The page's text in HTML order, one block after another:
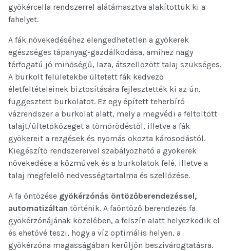
gyökércella rendszerrel alátámasztva alakítottuk ki a
fahelyet.
A fák növekedéséhez elengedhetetlen a gyökerek
egészséges tápanyag-gazdálkodása, amihez nagy
térfogatú jó minőségű, laza, átszellőzött talaj szükséges.
A burkolt felületekbe ültetett fák kedvező
életfeltételeinek biztosítására fejlesztették ki az ún.
függesztett burkolatot. Ez egy épített teherbíró
vázrendszer a burkolat alatt, mely a megvédi a feltöltött
talajt/ültetőközeget a tömörödéstől, illetve a fák
gyökereit a rezgések és nyomás okozta károsodástól.
Kiegészítő rendszereivel szabályozható a gyökerek
növekedése a közművek és a burkolatok felé, illetve a
talaj megfelelő nedvességtartalma és szellőzése.
A fa öntözése gyökérzónás öntözőberendezéssel,
automatizáltan történik. A faöntöző berendezés fa
gyökérzónájának közelében, a felszín alatt helyezkedik el
és ehetővé teszi, hogy a víz optimális helyen, a
gyökérzóna magasságában kerüljön beszivárogtatásra.